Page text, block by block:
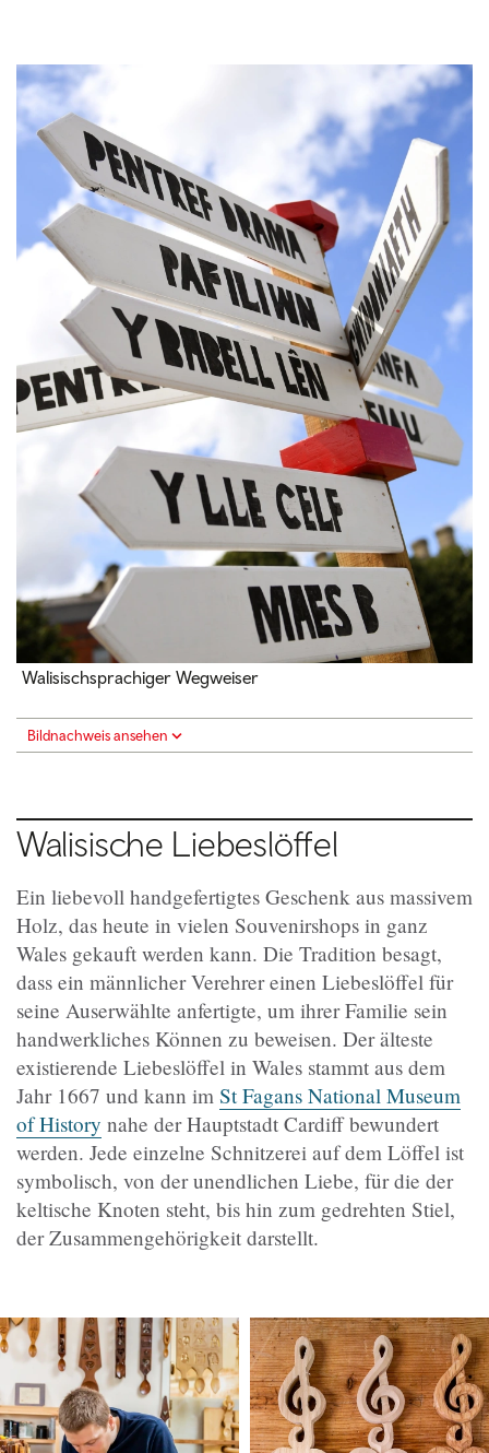
Walisischsprachiger Wegweiser
Bildnachweis ansehen
Walisische Liebeslöffel
Ein liebevoll handgefertigtes Geschenk aus massivem
Holz, das heute in vielen Souvenirshops in ganz
Wales gekauft werden kann. Die Tradition besagt,
dass ein männlicher Verehrer einen Liebeslöffel für
seine Auserwählte anfertigte, um ihrer Familie sein
handwerkliches Können zu beweisen. Der älteste
existierende Liebeslöffel in Wales stammt aus dem
Jahr 1667 und kann im St Fagans National Museum
of History nahe der Hauptstadt Cardiff bewundert
werden. Jede einzelne Schnitzerei auf dem Löffel ist
symbolisch, von der unendlichen Liebe, für die der
keltische Knoten steht, bis hin zum gedrehten Stiel,
der Zusammengehörigkeit darstellt.